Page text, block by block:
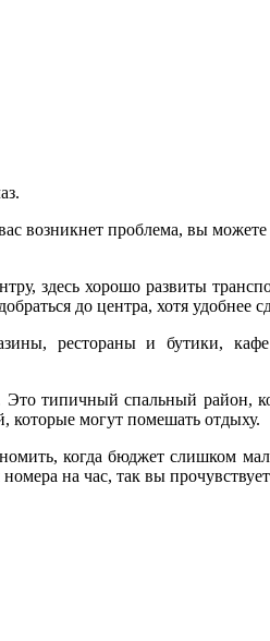
возникнет проблема, вы
здесь хорошо развиты
до центра, хотя удобнее
рестораны и бутики,
типичный спальный район,
которые могут помешать отдыху.
когда бюджет слишком
на час, так вы